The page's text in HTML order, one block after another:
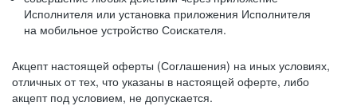
Исполнителя или установка приложения Исполнителя
на мобильное устройство Соискателя.
Акцепт настоящей оферты (Соглашения) на иных условиях,
отличных от тех, что указаны в настоящей оферте, либо
акцепт под условием, не допускается.